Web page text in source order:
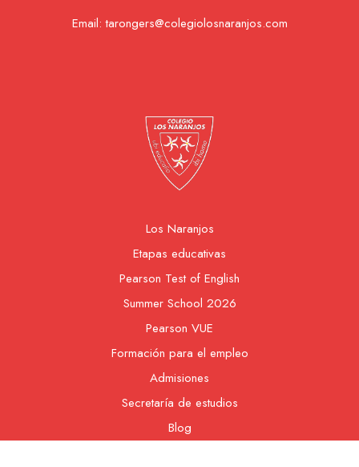
Email:tarongers@colegiolosnaranjos.com
Los Naranjos
Etapas educativas
Pearson Test of English
Summer School 2026
Pearson VUE
Formación para el empleo
Admisiones
Secretaría de estudios
Blog